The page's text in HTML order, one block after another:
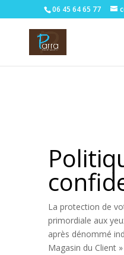
06 45 64 65 77
La protection de
primordiale aux
après dénommé
Magasin du Client